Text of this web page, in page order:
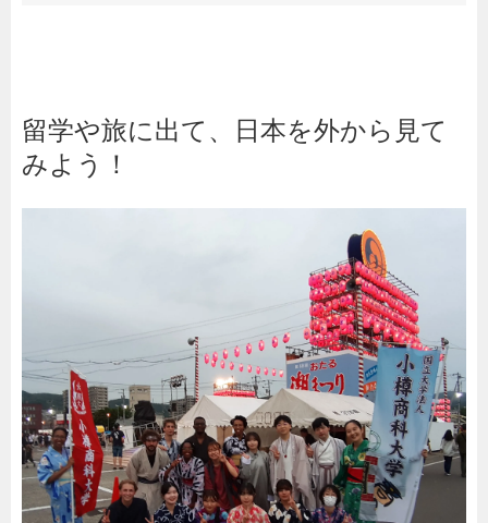
留学や旅に出て、日本を外から見て
みよう！